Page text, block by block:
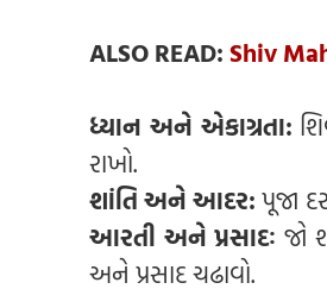
ALSO READ:Shiv
ધ્યાન અને એકાગ્રતા:
રાખો.
શાંતિ અને આદર:પૂજા
આરતી અને પ્રસાદઃ જો
અને પ્રસાદ ચઢાવો.